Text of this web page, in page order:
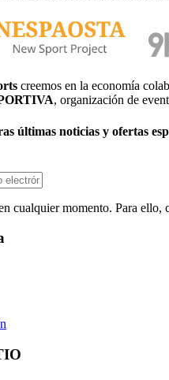
creemos en la economía
, organización de
últimas noticias y ofertas
cualquier momento. Para